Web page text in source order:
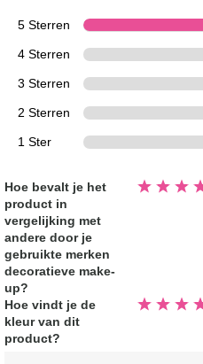
5 Sterren
4 Sterren
3 Sterren
2 Sterren
1 Ster
Hoe bevalt je het
product in
vergelijking met
andere door je
gebruikte merken
decoratieve make-
up?
Beoordeeld
5.0
Hoe vindt je de
kleur van dit
product?
Beoordeeld
5.0